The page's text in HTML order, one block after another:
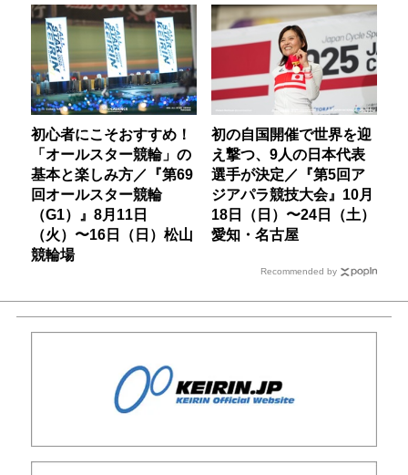
初心者にこそおすすめ！
「オールスター競輪」の
基本と楽しみ方／『第69
回オールスター競輪
（G1）』8月11日
（火）〜16日（日）松山
競輪場
初の自国開催で世界を迎
え撃つ、9人の日本代表
選手が決定／『第5回ア
ジアパラ競技大会』10月
18日（日）〜24日（土）
愛知・名古屋
Recommended by